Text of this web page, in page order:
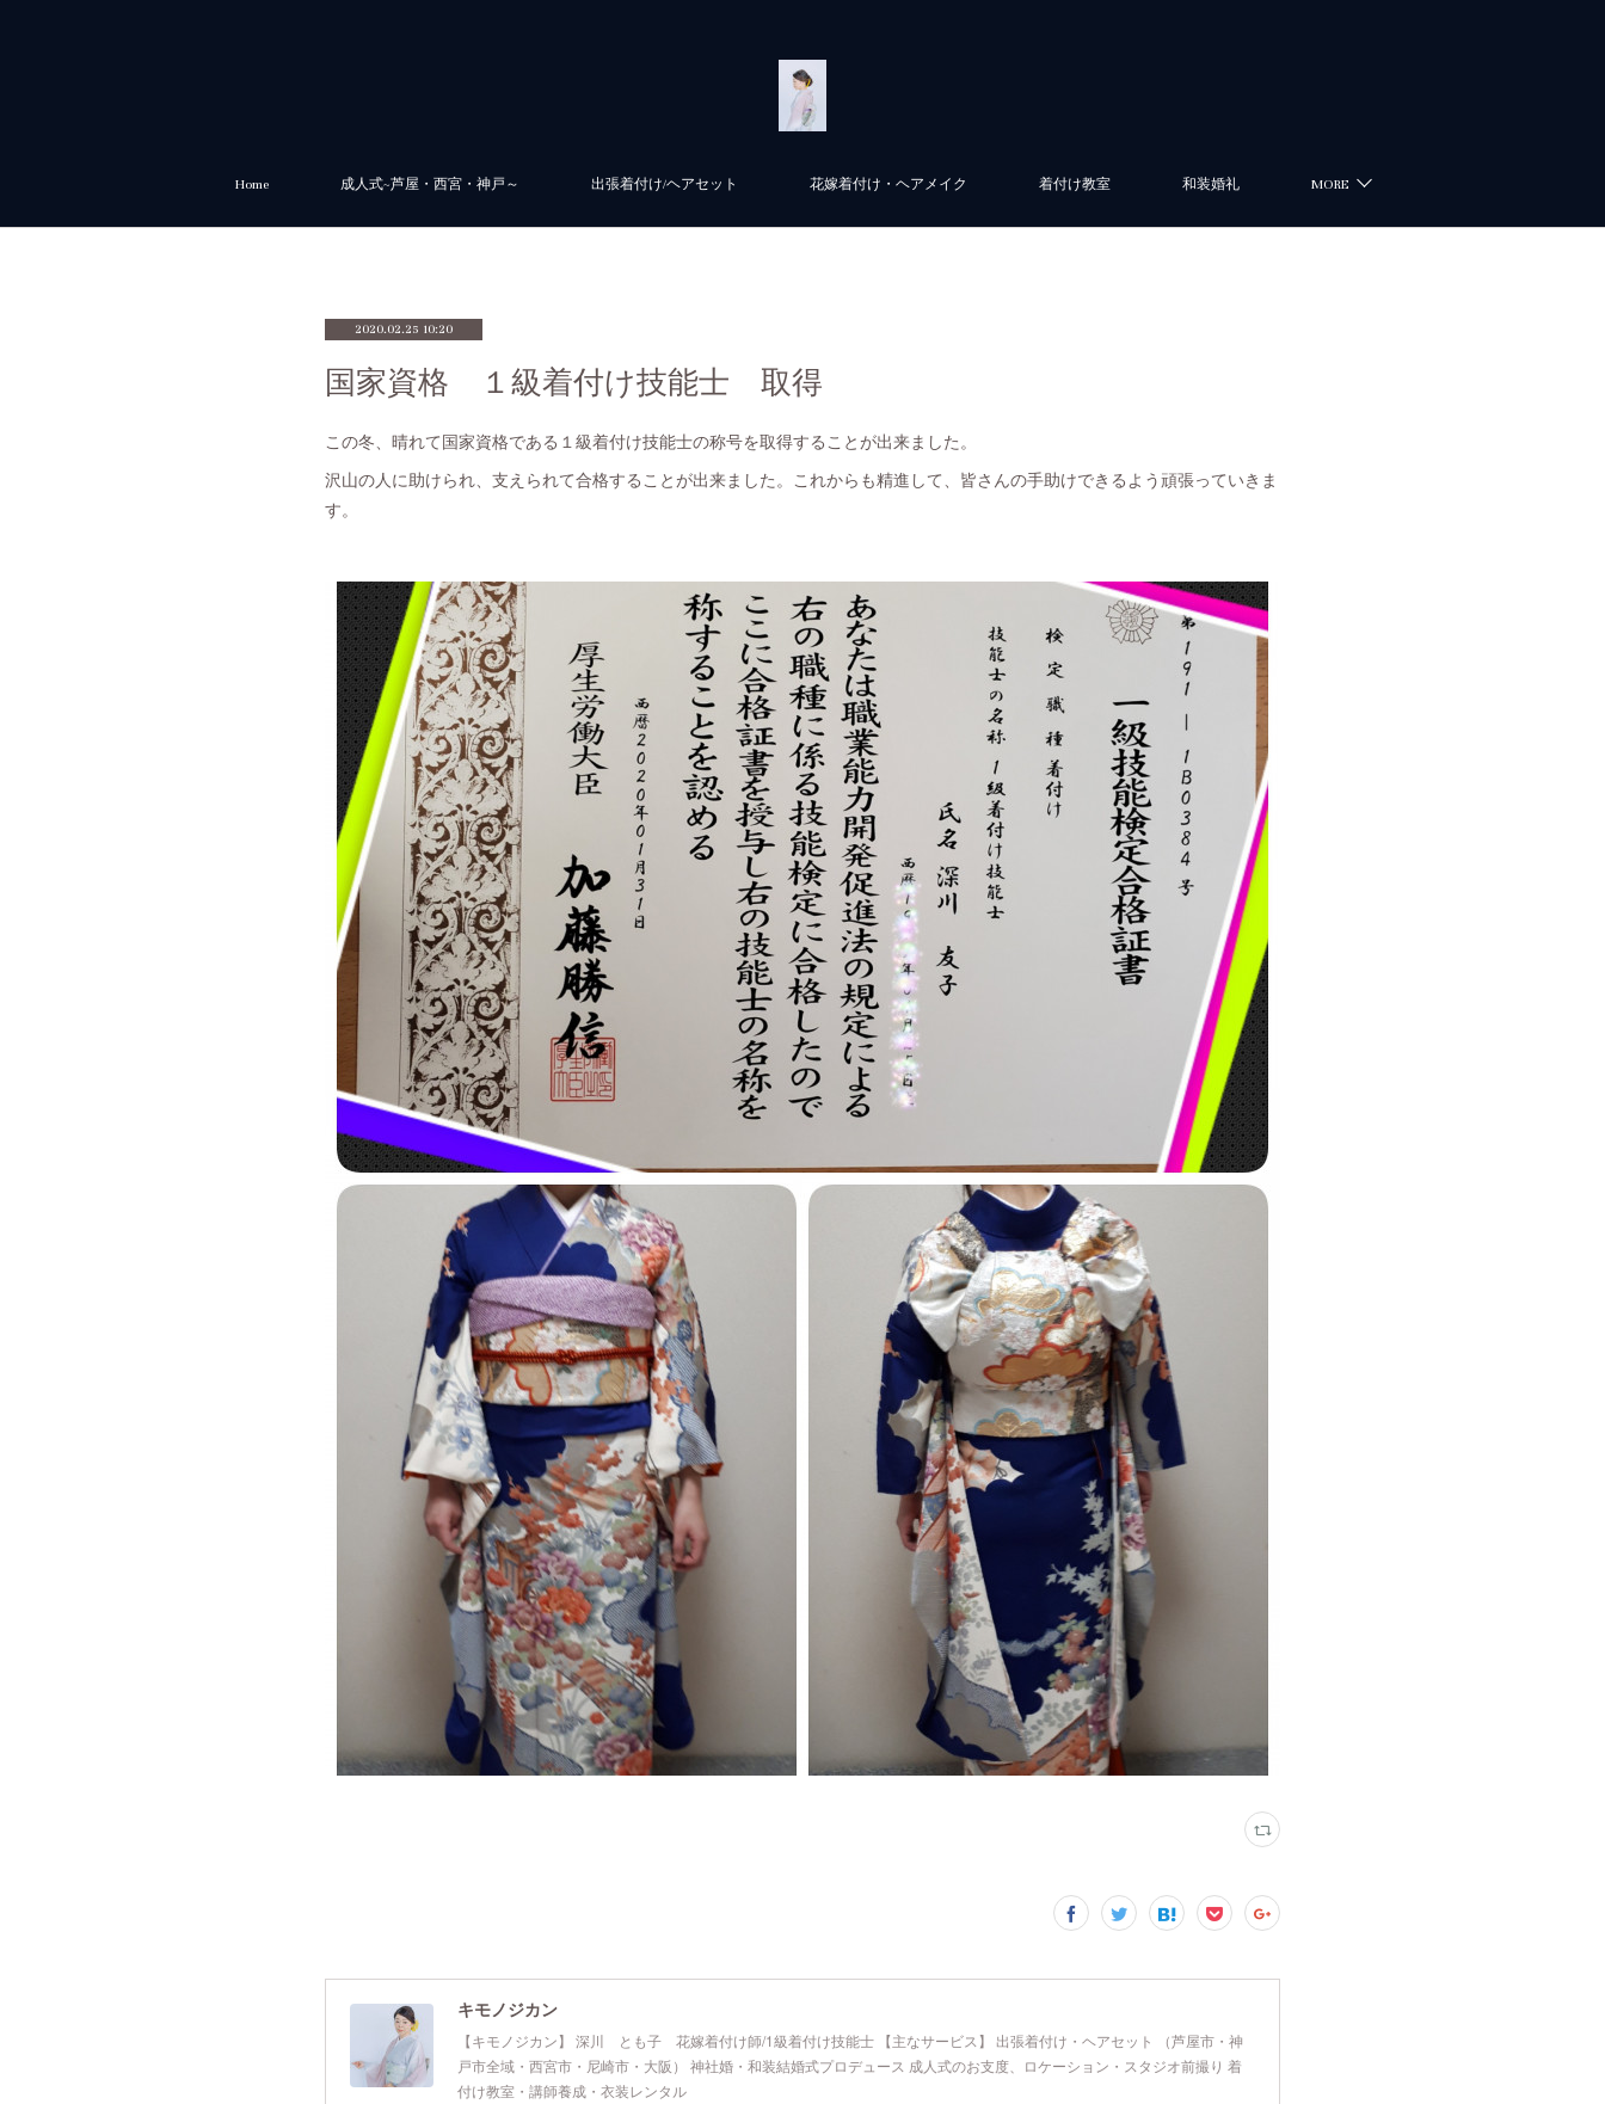
Home 成人式~芦屋・西宮・神戸～ 出張着付け/ヘアセット 花嫁着付け・ヘアメイク 着付け教室 和装婚礼 MORE
2020.02.25 10:20
国家資格 １級着付け技能士 取得
この冬、晴れて国家資格である１級着付け技能士の称号を取得することが出来ました。
沢山の人に助けられ、支えられて合格することが出来ました。これからも精進して、皆さんの手助けできるよう頑張っていきま
す。
キモノジカン
【キモノジカン】 深川 とも子 花嫁着付け師/1級着付け技能士 【主なサービス】 出張着付け・ヘアセット （芦屋市・神
戸市全域・西宮市・尼崎市・大阪） 神社婚・和装結婚式プロデュース 成人式のお支度、ロケーション・スタジオ前撮り 着
付け教室・講師養成・衣装レンタル